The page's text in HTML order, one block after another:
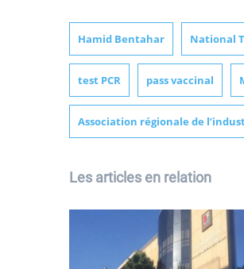
Hamid Bentahar National
test PCR pass vaccinal
Association régionale de
Les articles en relation